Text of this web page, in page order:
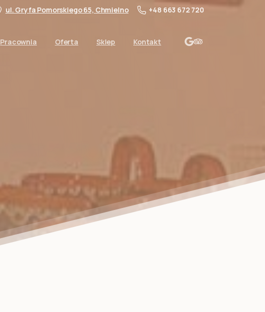
ul. Gryfa Pomorskiego 65, Chmielno +48 663 672 720
Pracownia Oferta Sklep Kontakt